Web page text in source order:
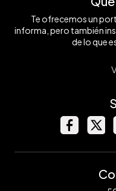
Te ofrecemos un
informa, pero también
de lo que